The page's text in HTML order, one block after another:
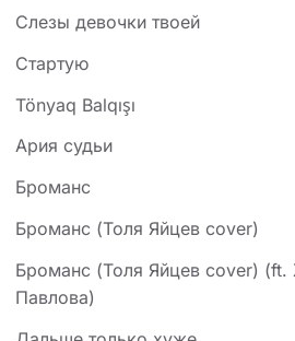
Cлезы девочки твоей
Cтартую
Tönyaq Balqışı
Ария судьи
Броманс
Броманс (Толя Яйцев cover)
Броманс (Толя Яйцев cover)
Павлова)